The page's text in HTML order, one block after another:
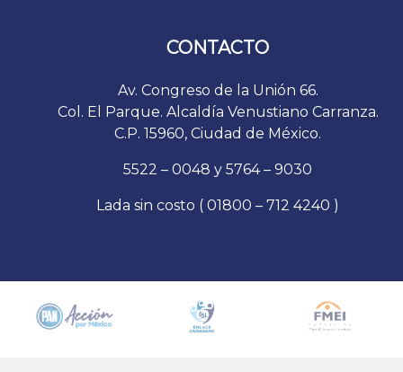
CONTACTO
Av. Congreso de la Unión 66.
Col. El Parque. Alcaldía Venustiano Carranza.
C.P. 15960, Ciudad de México.
5522 – 0048 y 5764 – 9030
Lada sin costo ( 01800 – 712 4240 )